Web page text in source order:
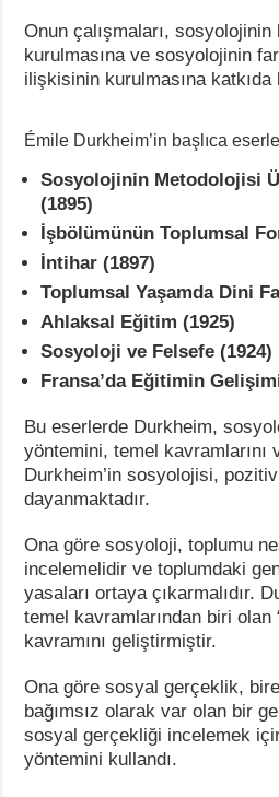
Onun çalışmaları,
kurulmasına ve sosyolojinin
ilişkisinin kurulmasına katkıda
Émile Durkheim’in başlıca
Sosyolojinin Metodolojisi
(1895)
İşbölümünün Toplumsal
İntihar (1897)
Toplumsal Yaşamda Dini
Ahlaksal Eğitim (1925)
Sosyoloji ve Felsefe (1924)
Fransa’da Eğitimin
Bu eserlerde Durkheim,
yöntemini, temel kavramlarını
Durkheim’in sosyolojisi,
dayanmaktadır.
Ona göre sosyoloji, toplumu
incelemelidir ve toplumdaki
yasaları ortaya çıkarmalıdır.
temel kavramlarından biri olan
kavramını geliştirmiştir.
Ona göre sosyal gerçeklik,
bağımsız olarak var olan bir
sosyal gerçekliği incelemek
yöntemini kullandı.